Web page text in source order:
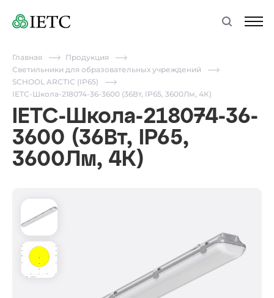
Главная
Продукция
Светильники для образовательных учреждений
SCHOOL ARCTIC (IP65)
IETC-Школа-218074-36-3600 (36Вт, IP65, 3600Лм, 4К)
IETC-Школа-218074-36-
3600 (36Вт, IP65,
3600Лм, 4К)